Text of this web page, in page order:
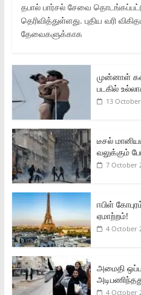
தபால் பார்சல் சேவை
தெரிவித்துள்ளது. புதிய வரி
தேவைகளுக்காக
முன்னாள்
படகில்
13
டீசல்
வலுக்கும்
7 October
ஈபிள்
ஏமாற்றம்!
4 October
அமைதி
4 October